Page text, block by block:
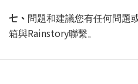
七、 問題和建議您有任何問題
箱與Rainstory聯繫。